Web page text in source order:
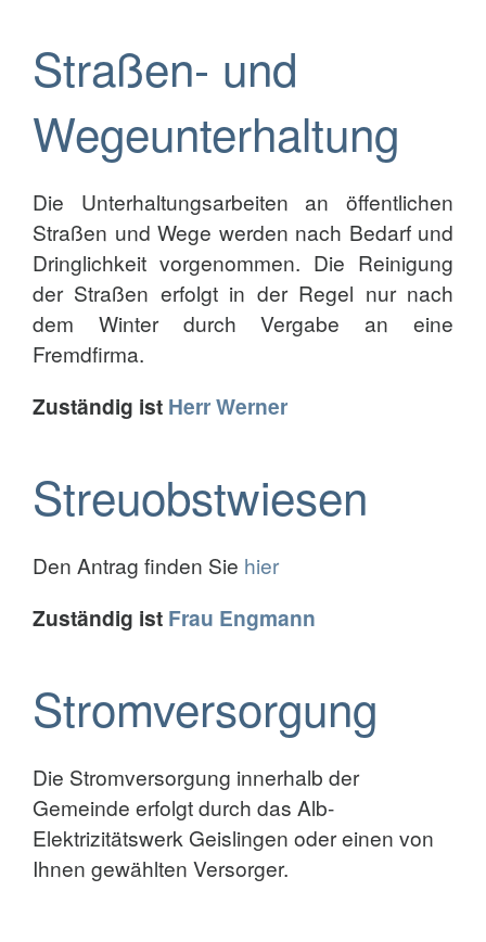
Straßen- und
Wegeunterhaltung
Die Unterhaltungsarbeiten an öffentlichen
Straßen und Wege werden nach Bedarf und
Dringlichkeit vorgenommen. Die Reinigung
der Straßen erfolgt in der Regel nur nach
dem Winter durch Vergabe an eine
Fremdfirma.
Zuständig ist Herr Werner
Streuobstwiesen
Den Antrag finden Sie hier
Zuständig ist Frau Engmann
Stromversorgung
Die Stromversorgung innerhalb der
Gemeinde erfolgt durch das Alb-
Elektrizitätswerk Geislingen oder einen von
Ihnen gewählten Versorger.